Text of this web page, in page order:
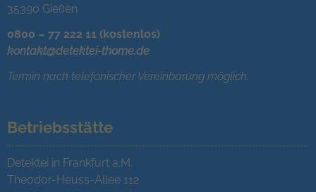
35390 Gießen
0800 – 77 222 11 (kostenlos)
kontakt@detektei-thome.de
Termin nach telefonischer Vereinbarung möglich.
Betriebsstätte
Detektei in Frankfurt a.M.
Theodor-Heuss-Allee 112